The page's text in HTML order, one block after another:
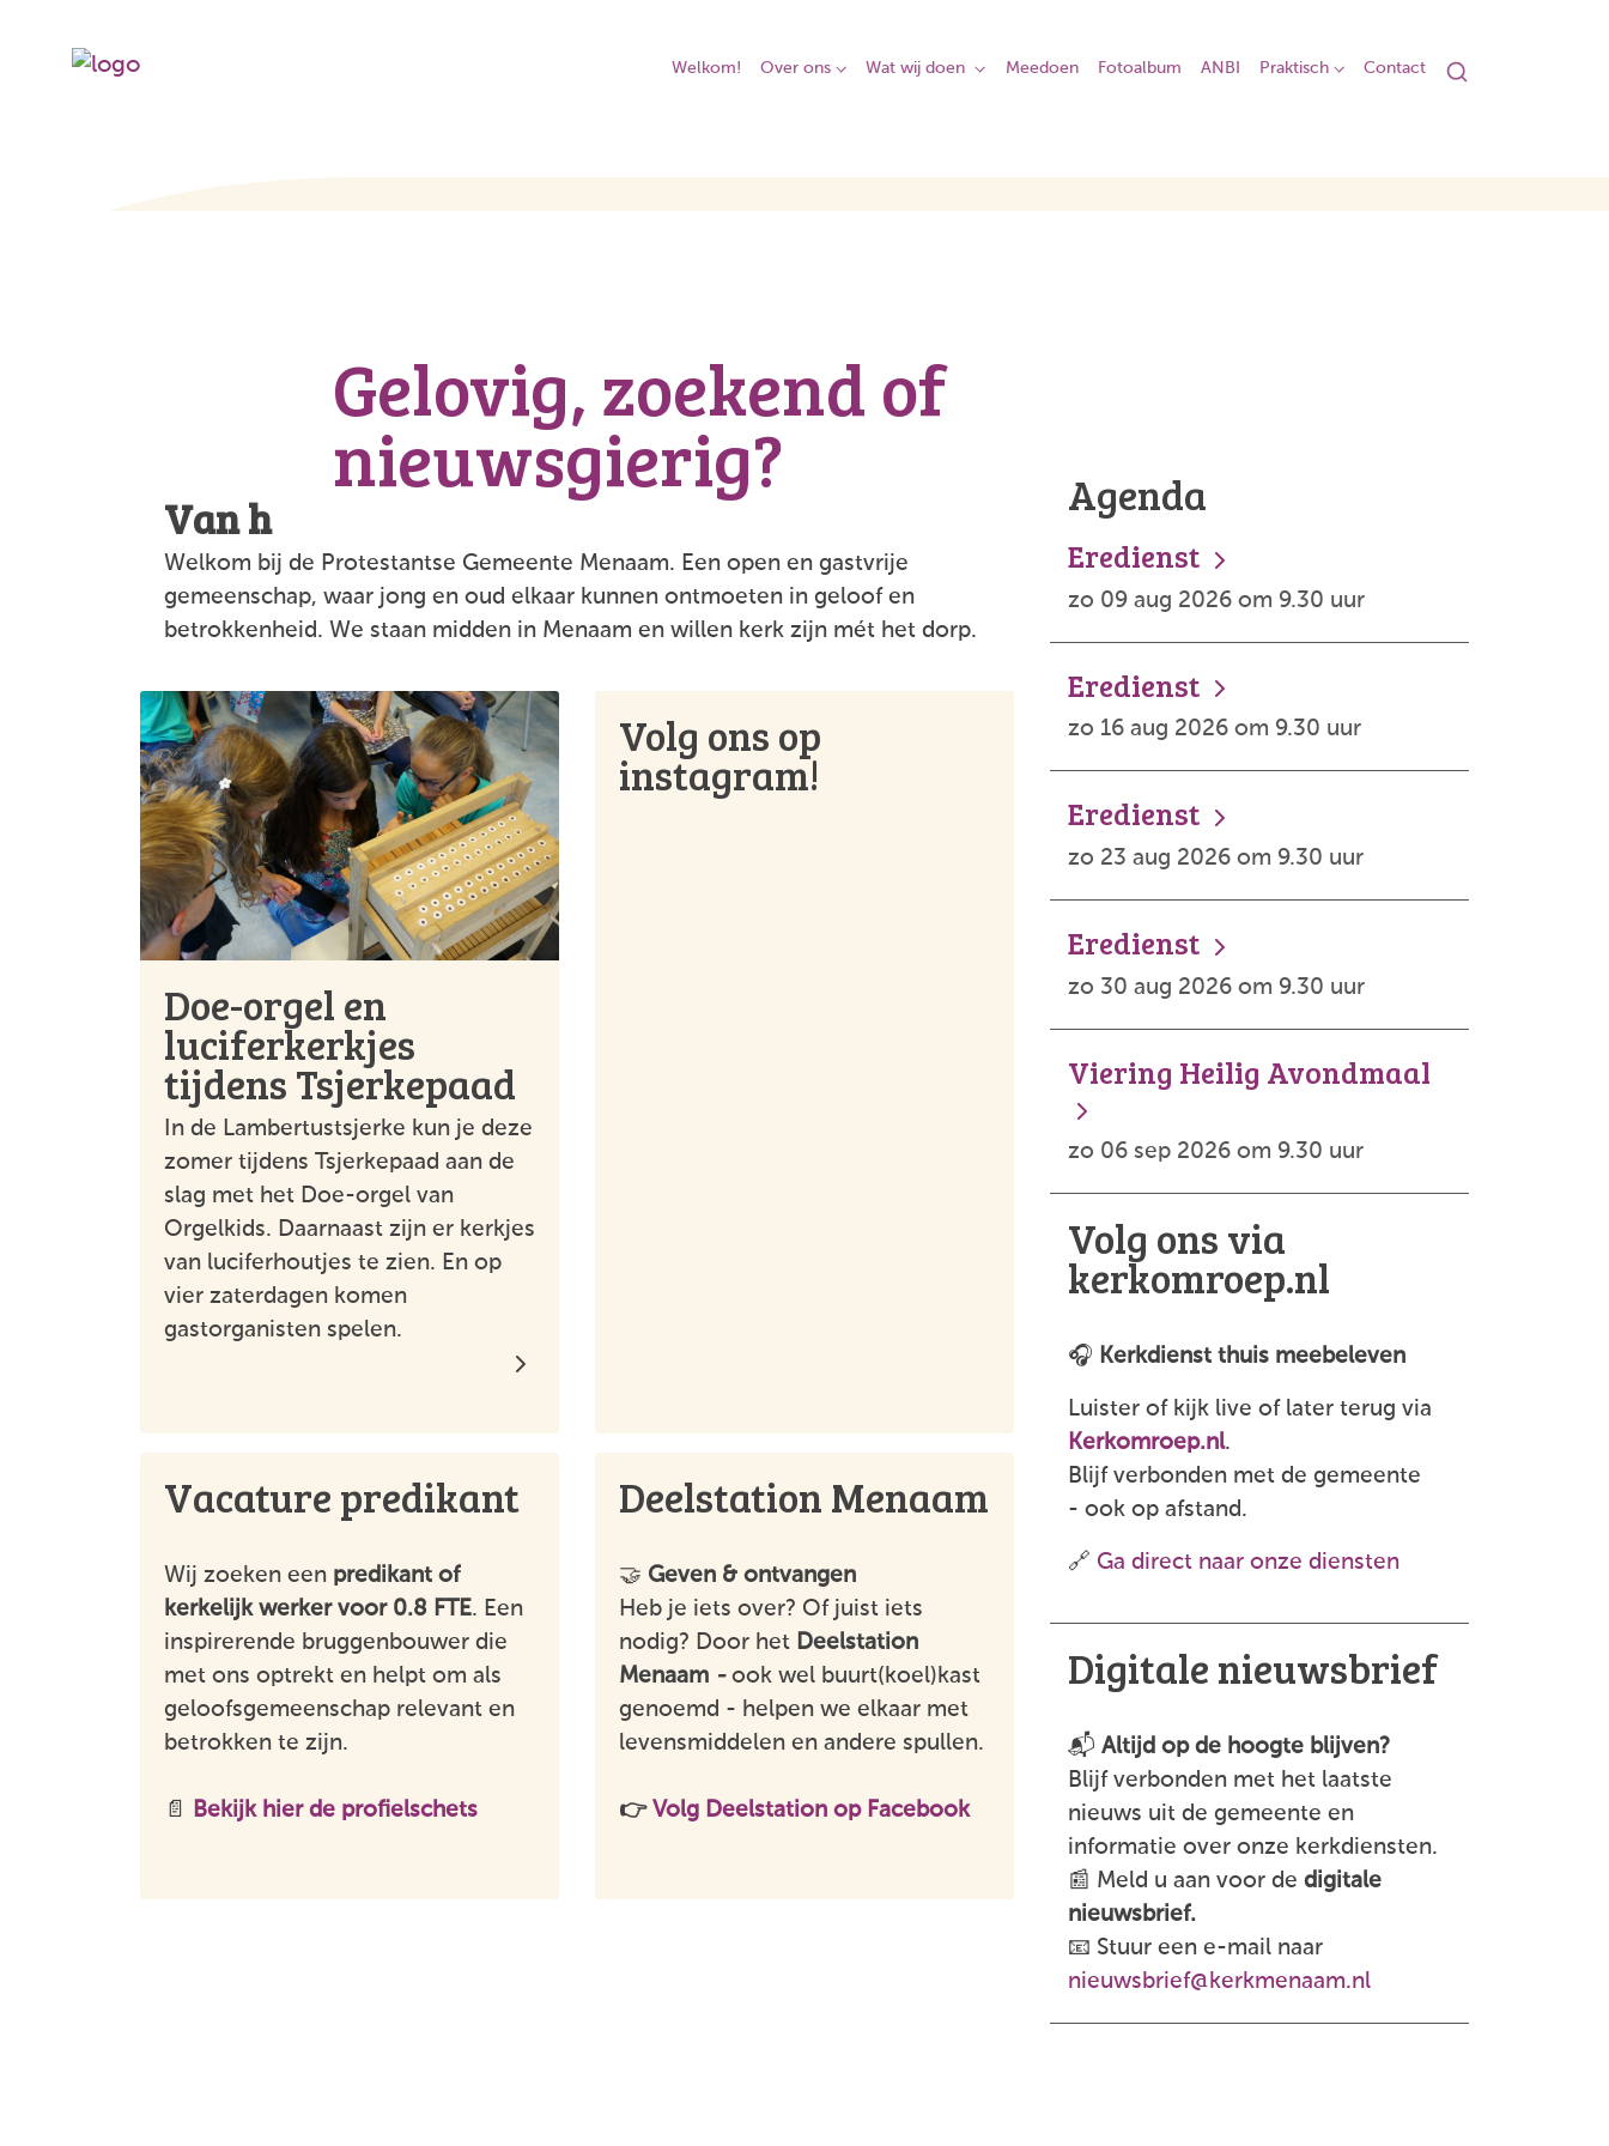
Welkom! Over ons Wat wij doen Meedoen Fotoalbum ANBI Praktisch Contact
Gelovig, zoekend of
nieuwsgierig?
Van harte welkom!
Welkom bij de Protestantse Gemeente Menaam. Een open en gastvrije
gemeenschap, waar jong en oud elkaar kunnen ontmoeten in geloof en
betrokkenheid. We staan midden in Menaam en willen kerk zijn mét het dorp.
Doe-orgel en
luciferkerkjes
tijdens Tsjerkepaad
In de Lambertustsjerke kun je deze
zomer tijdens Tsjerkepaad aan de
slag met het Doe-orgel van
Orgelkids. Daarnaast zijn er kerkjes
van luciferhoutjes te zien. En op
vier zaterdagen komen
gastorganisten spelen.
Volg ons op
instagram!
Vacature predikant
Wij zoeken een predikant of
kerkelijk werker voor 0.8 FTE. Een
inspirerende bruggenbouwer die
met ons optrekt en helpt om als
geloofsgemeenschap relevant en
betrokken te zijn.
📄 Bekijk hier de profielschets
Deelstation Menaam
🤝 Geven & ontvangen
Heb je iets over? Of juist iets
nodig? Door het Deelstation
Menaam - ook wel buurt(koel)kast
genoemd - helpen we elkaar met
levensmiddelen en andere spullen.
👉 Volg Deelstation op Facebook
Agenda
Eredienst
zo 09 aug 2026 om 9.30 uur
Eredienst
zo 16 aug 2026 om 9.30 uur
Eredienst
zo 23 aug 2026 om 9.30 uur
Eredienst
zo 30 aug 2026 om 9.30 uur
Viering Heilig Avondmaal
zo 06 sep 2026 om 9.30 uur
Volg ons via
kerkomroep.nl
🎧 Kerkdienst thuis meebeleven
Luister of kijk live of later terug via
Kerkomroep.nl.
Blijf verbonden met de gemeente
- ook op afstand.
🔗 Ga direct naar onze diensten
Digitale nieuwsbrief
📬 Altijd op de hoogte blijven?
Blijf verbonden met het laatste
nieuws uit de gemeente en
informatie over onze kerkdiensten.
📰 Meld u aan voor de digitale
nieuwsbrief.
📧 Stuur een e-mail naar
nieuwsbrief@kerkmenaam.nl